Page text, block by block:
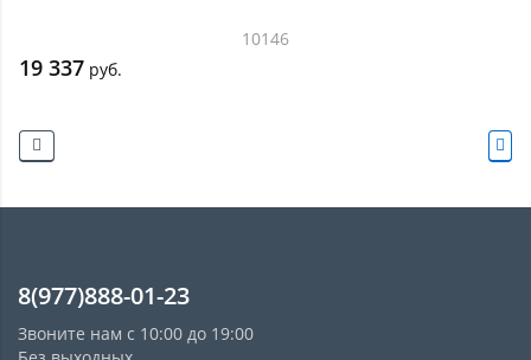
10146
19 337 руб.
8(977)888-01-23
Звоните нам с 10:00 до 19:00